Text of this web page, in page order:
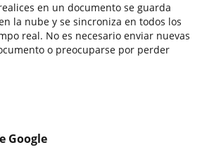
en un documento se guarda
la nube y se sincroniza en todos los
real. No es necesario enviar nuevas
o preocuparse por perder
Google